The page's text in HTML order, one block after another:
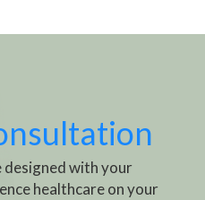
designed with your
healthcare on your